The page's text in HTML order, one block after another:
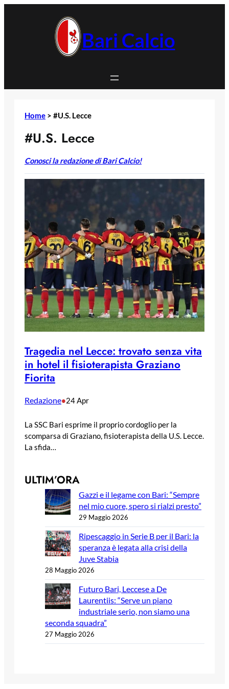
Bari Calcio
Home > #U.S. Lecce
#U.S. Lecce
Conosci la redazione di Bari Calcio!
Tragedia nel Lecce: trovato senza vita
in hotel il fisioterapista Graziano
Fiorita
Redazione•24 Apr
La SSC Bari esprime il proprio cordoglio per la
scomparsa di Graziano, fisioterapista della U.S. Lecce.
La sfida…
ULTIM’ORA
Gazzi e il legame con Bari: “Sempre
nel mio cuore, spero si rialzi presto”
29 Maggio 2026
Ripescaggio in Serie B per il Bari: la
speranza è legata alla crisi della
Juve Stabia
28 Maggio 2026
Futuro Bari, Leccese a De
Laurentiis: “Serve un piano
industriale serio, non siamo una
seconda squadra”
27 Maggio 2026